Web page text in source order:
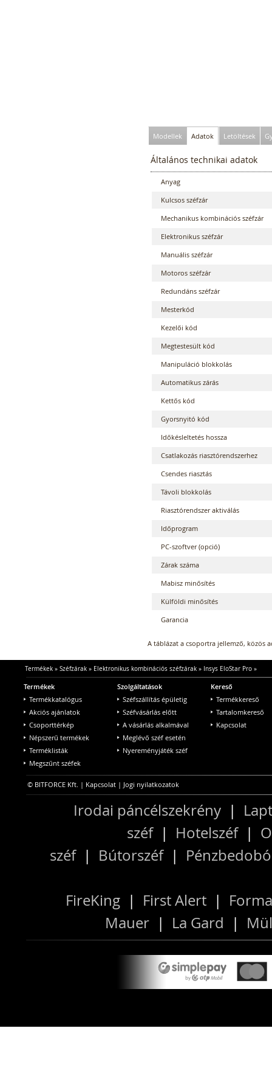
Modellek Adatok Letöltések
Általános technikai adatok
Anyag
Kulcsos széfzár
Mechanikus kombinációs széfzár
Elektronikus széfzár
Manuális széfzár
Motoros széfzár
Redundáns széfzár
Mesterkód
Kezelői kód
Megtestesült kód
Manipuláció blokkolás
Automatikus zárás
Kettős kód
Gyorsnyitó kód
Időkésleltetés hossza
Csatlakozás riasztórendszerhez
Csendes riasztás
Távoli blokkolás
Riasztórendszer aktiválás
Időprogram
PC-szoftver (opció)
Zárak száma
Mabisz minősítés
Külföldi minősítés
Garancia
A táblázat a csoportra jellemző, közös
Termékek» Széfzárak» Elektronikus kombinációs széfzárak» Insys EloStar Pro»
Termékek
Termékkatalógus
Akciós ajánlatok
Csoporttérkép
Népszerű termékek
Terméklisták
Megszűnt széfek
Szolgáltatások
Széfszállítás épületig
Széfvásárlás előtt
A vásárlás alkalmával
Meglévő széf esetén
Nyereményjáték széf
Kereső
Termékkereső
Tartalomkereső
Kapcsolat
© BITFORCE Kft. | Kapcsolat | Jogi nyilatkozatok
Irodai páncélszekrény |
széf| Hotelszéf|
széf| Bútorszéf|
FireKing | First Alert |
Mauer | La Gard |